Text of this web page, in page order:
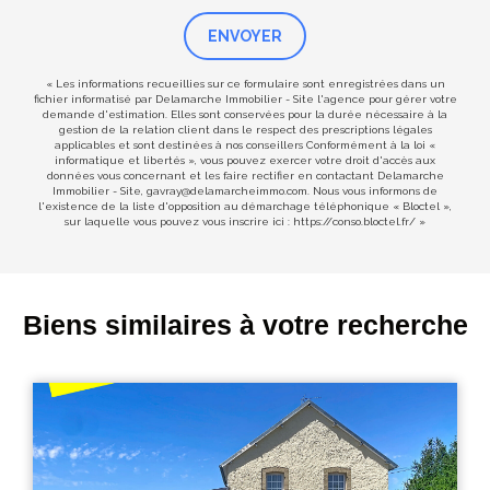
ENVOYER
« Les informations recueillies sur ce formulaire sont enregistrées dans un
fichier informatisé par Delamarche Immobilier - Site l'agence pour gérer votre
demande d'estimation. Elles sont conservées pour la durée nécessaire à la
gestion de la relation client dans le respect des prescriptions légales
applicables et sont destinées à nos conseillers Conformément à la loi «
informatique et libertés », vous pouvez exercer votre droit d'accès aux
données vous concernant et les faire rectifier en contactant Delamarche
Immobilier - Site, gavray@delamarcheimmo.com. Nous vous informons de
l'existence de la liste d'opposition au démarchage téléphonique « Bloctel »,
sur laquelle vous pouvez vous inscrire ici : https://conso.bloctel.fr/ »
Biens similaires à votre recherche